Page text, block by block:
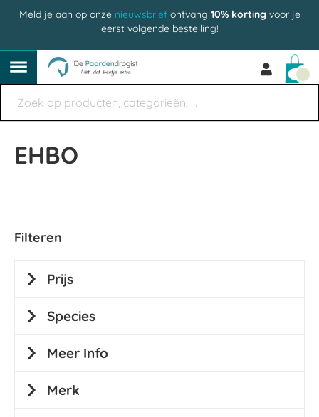
Meld je aan op onze nieuwsbriefontvang 10% korting voor je
eerst volgende bestelling!
EHBO
Filteren
Prijs
Species
Meer Info
Merk